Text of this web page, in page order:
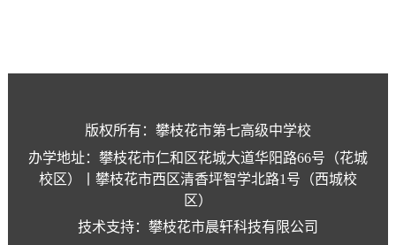
版权所有：攀枝花市第七高级中学校
办学地址：攀枝花市仁和区花城大道华阳路66号（花城
校区）丨攀枝花市西区清香坪智学北路1号（西城校
区）
技术支持：攀枝花市晨轩科技有限公司